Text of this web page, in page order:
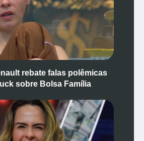
rebate falas polêmicas
sobre Bolsa Família